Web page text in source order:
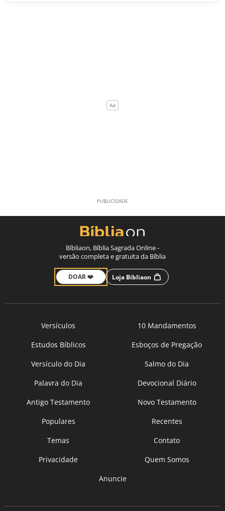
Bíbliaon, Bíblia Sagrada Online -
versão completa e gratuita da Bíblia
DOAR ❤️ Loja Bíbliaon
Versículos
10 Mandamentos
Estudos Bíblicos
Esboços de Pregação
Versículo do Dia
Salmo do Dia
Palavra do Dia
Devocional Diário
Antigo Testamento
Novo Testamento
Populares
Recentes
Temas
Contato
Privacidade
Quem Somos
Anuncie